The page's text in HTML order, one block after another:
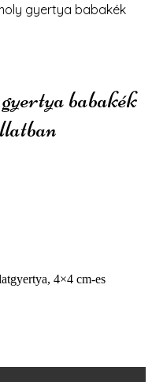
gyertya babakék
babakék
4×4 cm-es